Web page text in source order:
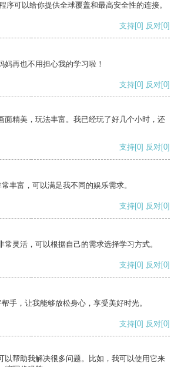
序可以给你提供全球覆盖和最高安全性的连接。
支持[0] 反对[0]
妈再也不用担心我的学习啦！
支持[0] 反对[0]
面精美，玩法丰富。我已经玩了好几个小时，还
支持[0] 反对[0]
丰富，可以满足我不同的娱乐需求。
支持[0] 反对[0]
常灵活，可以根据自己的需求选择学习方式。
支持[0] 反对[0]
手，让我能够放松身心，享受美好时光。
支持[0] 反对[0]
以帮助我解决很多问题。比如，我可以使用它来